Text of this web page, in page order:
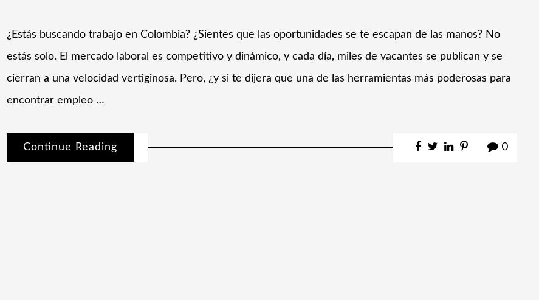
¿Estás buscando trabajo en Colombia? ¿Sientes que las oportunidades se te escapan de las manos? No
estás solo. El mercado laboral es competitivo y dinámico, y cada día, miles de vacantes se publican y se
cierran a una velocidad vertiginosa. Pero, ¿y si te dijera que una de las herramientas más poderosas para
encontrar empleo …
Continue Reading 0